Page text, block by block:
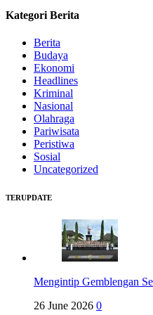
Kategori Berita
Berita
Budaya
Ekonomi
Headlines
Kriminal
Nasional
Olahraga
Pariwisata
Peristiwa
Sosial
Uncategorized
TERUPDATE
Mengintip Gemblengan
26 June 2026 0